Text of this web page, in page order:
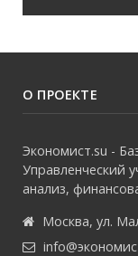
О ПРОЕКТЕ
Экономист.su -
Управленческий
анализ,
Москва, ул.